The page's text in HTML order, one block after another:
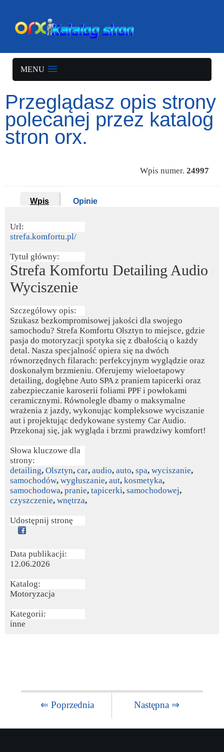
MENU
Przeglądasz opis strony
polecanej przez katalog
stron orx.
Wpis numer. 24997
Wpis Opinie
Url:
strefa.komfortu.pl/
Tytuł główny:
Strefa Komfortu Detailing Audio
Wyciszenie
Szczegółowy opis:
Szukasz bezkompromisowej jakości dla swojego
samochodu? Strefa Komfortu Olsztyn to miejsce, gdzie
pasja do motoryzacji spotyka się z dbałością o każdy
detal. Nasza specjalność opiera się na dwóch
równorzędnych filarach: perfekcyjnym wyglądzie oraz
doskonałym brzmieniu. Oferujemy wieloetapowy
detailing, dogłębne Auto SPA z praniem tapicerki oraz
zabezpieczanie karoserii foliami PPF i powłokami
ceramicznymi. Równolegle dbamy o maksymalne
wrażenia z jazdy, wykonując kompleksowe wyciszanie
aut i projektując dedykowane systemy Car Audio.
Przekonaj się, jak wygląda i brzmi prawdziwy komfort!
Słowa kluczowe dla
strony:
detailing, Olsztyn, car, audio, auto, spa, wyciszanie,
samochodów, wygłuszanie, aut, kosmetyka,
samochodowa, pranie, tapicerki, samochodowej,
czyszczenie, wnętrza,
Udostępnij stronę
Data publikacji:
12.06.2026
Katalog:
Motoryzacja
Kategorii:
inne
⇐ Poprzednia Następna ⇒